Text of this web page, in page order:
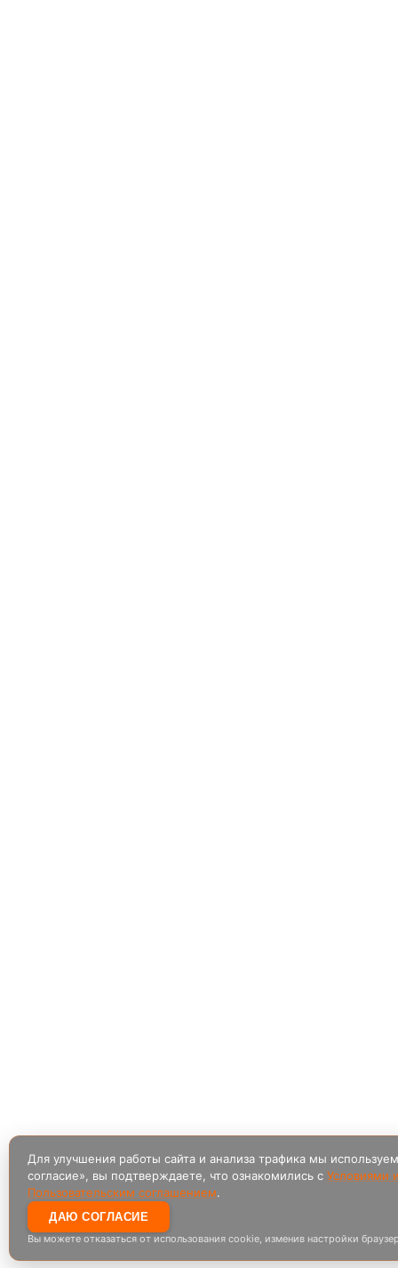
Для улучшения работы сайта и анализа трафика мы
согласие», вы подтверждаете, что ознакомились с Условиями
Пользовательским соглашением.
ДАЮ СОГЛАСИЕ
Вы можете отказаться от использования cookie, изменив настройки